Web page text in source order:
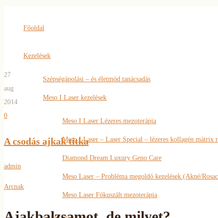
Főoldal
Kezelések
Szépségápolási – és életmód tanácsadás
Meso I Laser kezelések
Meso I Laser Lézeres mezoterápia
Meso I Laser – Laser Special – lézeres kollagén mátrix
Diamond Dream Luxury Geno Care
Meso Laser – Probléma megoldó kezelések (Akné/
Meso Laser Fókuszált mezoterápia
27
aug
2014
0
A csodás ajkak titka
admin
Arcnak